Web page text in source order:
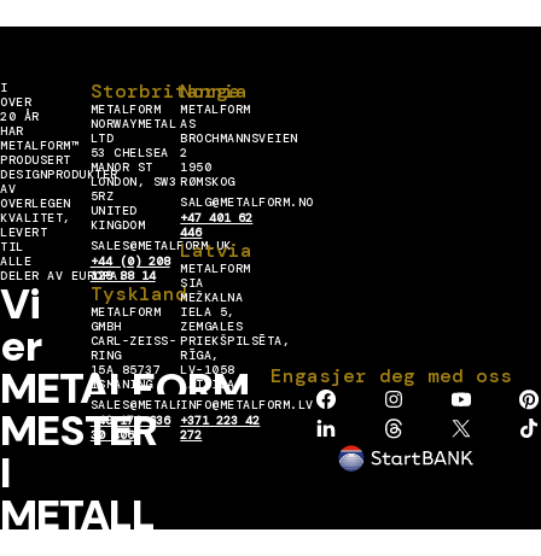
I
OVER
20 ÅR
HAR
METALFORM™
PRODUSERT
DESIGNPRODUKTER
AV
OVERLEGEN
KVALITET,
LEVERT
TIL
ALLE
DELER AV EUROPA.
Vi
er
METALFORM
MESTER
I
METALL
Storbritannia
METALFORM
NORWAYMETAL
LTD
53 CHELSEA
MANOR ST
LONDON, SW3
5RZ
UNITED
KINGDOM
SALES@METALFORM.UK
+44 (0) 208
129 88 14
Tyskland
METALFORM
GMBH
CARL-ZEISS-
RING
15A 85737
ISMANING
SALES@METALFORMGROUP.DE
+49 176 636
30 406
Norge
METALFORM
AS
BROCHMANNSVEIEN
2
1950
RØMSKOG
SALG@METALFORM.NO
+47 401 62
446
Latvia
METALFORM
SIA
MEŽKALNA
IELA 5,
ZEMGALES
PRIEKŠPILSĒTA,
RĪGA,
LV-1058
LATVIJA
INFO@METALFORM.LV
+371 223 42
272
Engasjer deg med oss